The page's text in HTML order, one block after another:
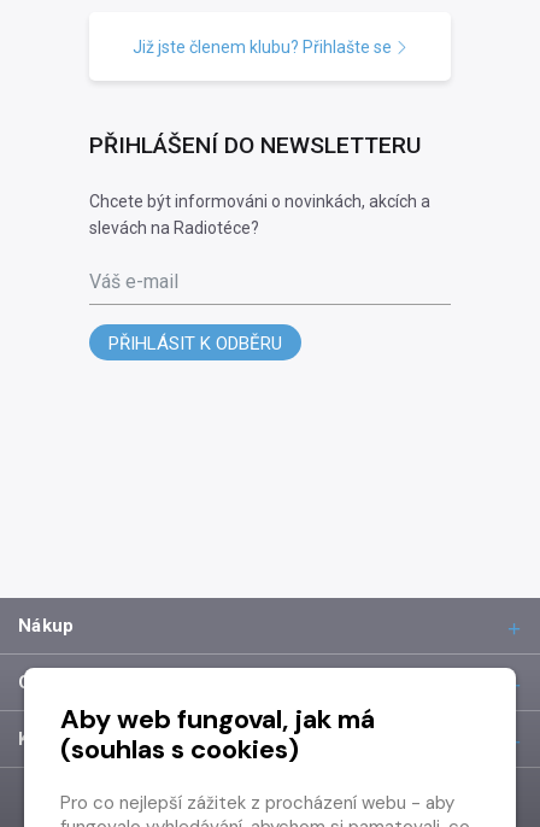
Již jste členem klubu? Přihlašte se
PŘIHLÁŠENÍ DO NEWSLETTERU
Chcete být informováni o novinkách, akcích a
slevách na Radiotéce?
Váš e-mail
PŘIHLÁSIT K ODBĚRU
Nákup
O společnosti
Kontakt
Aby web fungoval, jak má
(souhlas s cookies)
Pro co nejlepší zážitek z procházení webu - aby